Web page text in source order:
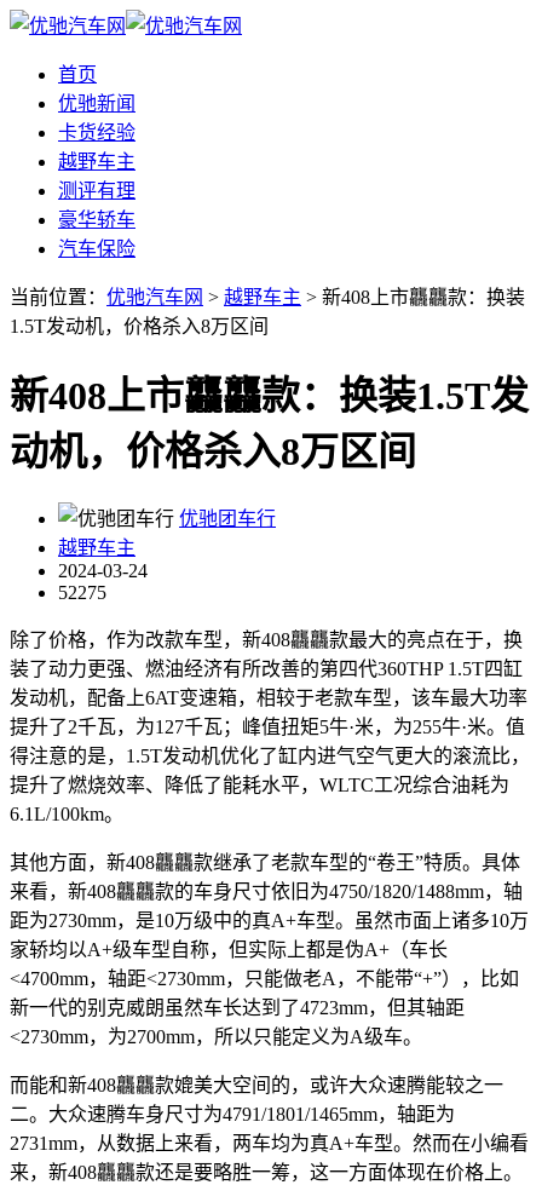
首页
优驰新闻
卡货经验
越野车主
测评有理
豪华轿车
汽车保险
当前位置： 优驰汽车网 > 越野车主 > 新408上市龘龘款：换装
1.5T发动机，价格杀入8万区间
新408上市龘龘款：换装1.5T发
动机，价格杀入8万区间
优驰团车行
越野车主
2024-03-24
52275
除了价格，作为改款车型，新408龘龘款最大的亮点在于，换
装了动力更强、燃油经济有所改善的第四代360THP 1.5T四缸
发动机，配备上6AT变速箱，相较于老款车型，该车最大功率
提升了2千瓦，为127千瓦；峰值扭矩5牛·米，为255牛·米。值
得注意的是，1.5T发动机优化了缸内进气空气更大的滚流比，
提升了燃烧效率、降低了能耗水平，WLTC工况综合油耗为
6.1L/100km。
其他方面，新408龘龘款继承了老款车型的“卷王”特质。具体
来看，新408龘龘款的车身尺寸依旧为4750/1820/1488mm，轴
距为2730mm，是10万级中的真A+车型。虽然市面上诸多10万
家轿均以A+级车型自称，但实际上都是伪A+（车长
<4700mm，轴距<2730mm，只能做老A，不能带“+”），比如
新一代的别克威朗虽然车长达到了4723mm，但其轴距
<2730mm，为2700mm，所以只能定义为A级车。
而能和新408龘龘款媲美大空间的，或许大众速腾能较之一
二。大众速腾车身尺寸为4791/1801/1465mm，轴距为
2731mm，从数据上来看，两车均为真A+车型。然而在小编看
来，新408龘龘款还是要略胜一筹，这一方面体现在价格上。